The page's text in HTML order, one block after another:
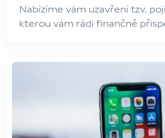
Nabízíme vám uzavření tzv.
kterou vám rádi finančně